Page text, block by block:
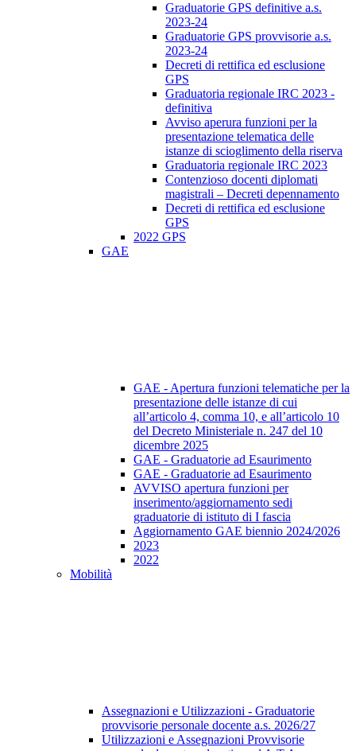
Graduatorie GPS definitive a.s.
2023-24
Graduatorie GPS provvisorie a.s.
2023-24
Decreti di rettifica ed esclusione
GPS
Graduatoria regionale IRC 2023 -
definitiva
Avviso aperura funzioni per la
presentazione telematica delle
istanze di scioglimento della riserva
Graduatoria regionale IRC 2023
Contenzioso docenti diplomati
magistrali – Decreti depennamento
Decreti di rettifica ed esclusione
GPS
2022 GPS
GAE
GAE - Apertura funzioni telematiche per la
presentazione delle istanze di cui
all’articolo 4, comma 10, e all’articolo 10
del Decreto Ministeriale n. 247 del 10
dicembre 2025
GAE - Graduatorie ad Esaurimento
GAE - Graduatorie ad Esaurimento
AVVISO apertura funzioni per
inserimento/aggiornamento sedi
graduatorie di istituto di I fascia
Aggiornamento GAE biennio 2024/2026
2023
2022
Mobilità
Assegnazioni e Utilizzazioni - Graduatorie
provvisorie personale docente a.s. 2026/27
Utilizzazioni e Assegnazioni Provvisorie